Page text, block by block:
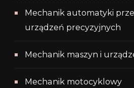
Mechanik automatyki
urządzeń precyzyjnych
Mechanik maszyn i
Mechanik motocyklowy